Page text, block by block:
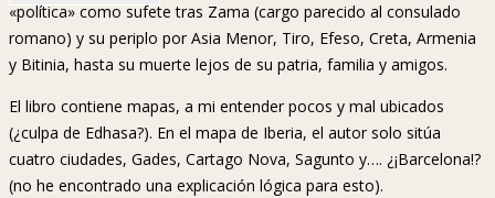
«política» como sufete tras Zama (cargo parecido al consulado
romano) y su periplo por Asia Menor, Tiro, Efeso, Creta, Armenia
y Bitinia, hasta su muerte lejos de su patria, familia y amigos.
El libro contiene mapas, a mi entender pocos y mal ubicados
(¿culpa de Edhasa?). En el mapa de Iberia, el autor solo sitúa
cuatro ciudades, Gades, Cartago Nova, Sagunto y…. ¿¡Barcelona!?
(no he encontrado una explicación lógica para esto).